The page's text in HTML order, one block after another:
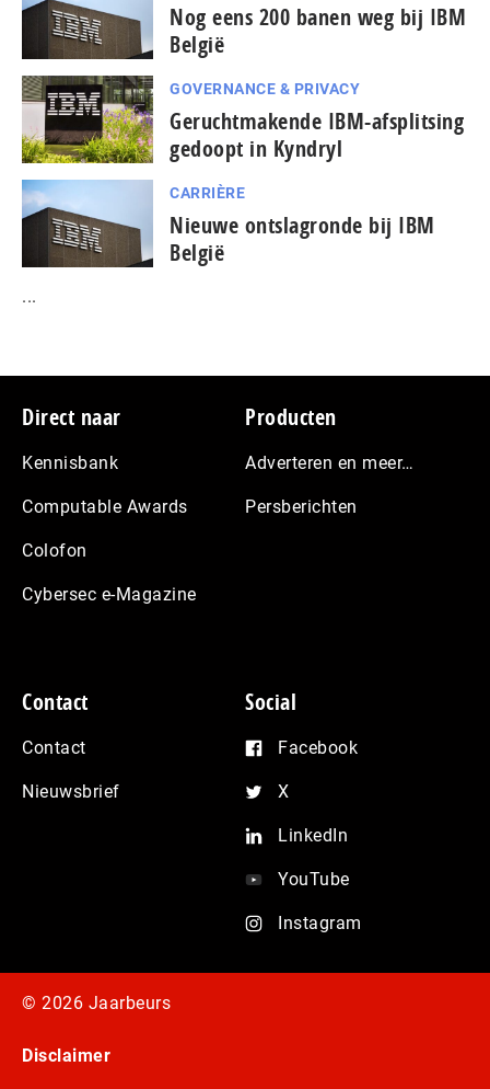
Nog eens 200 banen weg bij IBM
België
GOVERNANCE & PRIVACY
Geruchtmakende IBM-afsplitsing
gedoopt in Kyndryl
CARRIÈRE
Nieuwe ontslagronde bij IBM
België
...
Footer
Direct naar
Kennisbank
Computable Awards
Colofon
Cybersec e-Magazine
Producten
Adverteren en meer…
Persberichten
Contact
Contact
Nieuwsbrief
Social
Facebook
X
LinkedIn
YouTube
Instagram
© 2026 Jaarbeurs
Disclaimer